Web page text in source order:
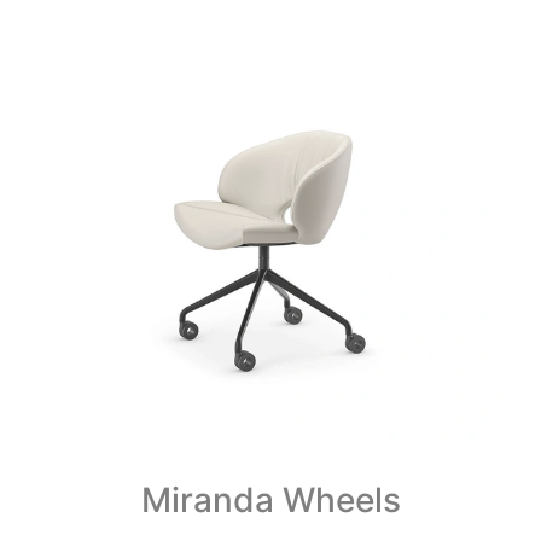
Miranda Wheels